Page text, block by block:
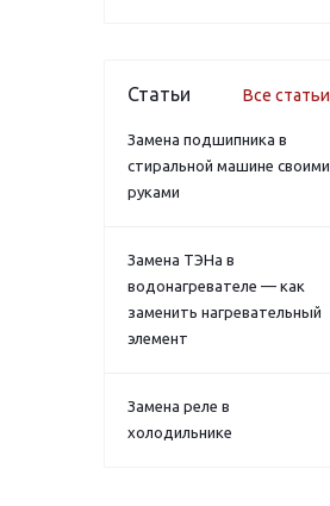
Статьи Все статьи
Замена подшипника в
стиральной машине своими
руками
Замена ТЭНа в
водонагревателе — как
заменить нагревательный
элемент
Замена реле в
холодильнике